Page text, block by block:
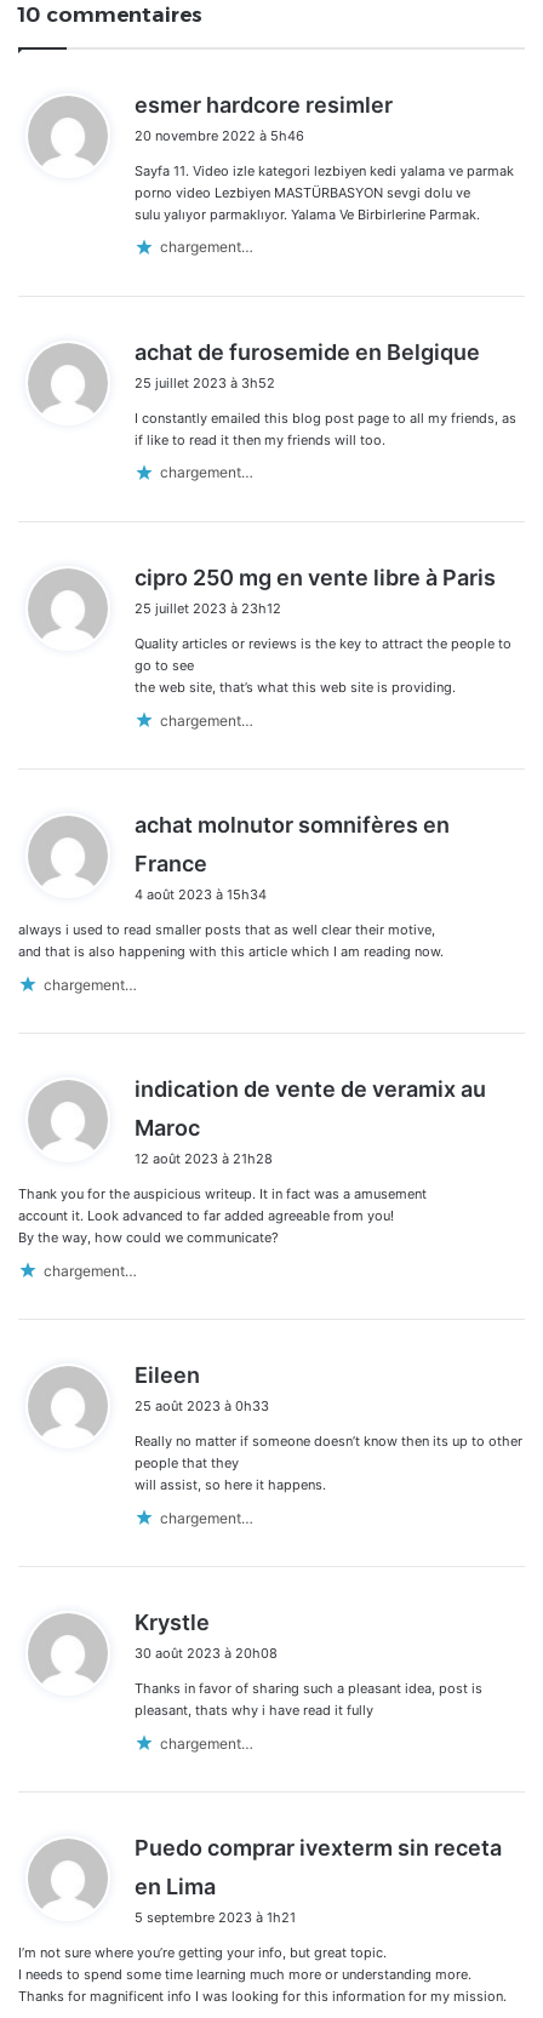
10 commentaires
esmer hardcore resimler
:
20 novembre 2022 à 5h46
Sayfa 11. Video izle kategori lezbiyen kedi yalama ve parmak
porno video Lezbiyen MASTÜRBASYON sevgi dolu ve
sulu yalıyor parmaklıyor. Yalama Ve Birbirlerine Parmak.
chargement…
achat de furosemide en Belgique
25 juillet 2023 à 3h52
I constantly emailed this blog post page to all my friends, as
if like to read it then my friends will too.
chargement…
cipro 250 mg en vente libre à Paris
25 juillet 2023 à 23h12
Quality articles or reviews is the key to attract the people to
go to see
the web site, that’s what this web site is providing.
chargement…
achat molnutor somnifères en
France
t
:
4 août 2023 à 15h34
always i used to read smaller posts that as well clear their motive,
and that is also happening with this article which I am reading now.
chargement…
indication de vente de veramix au
Maroc
t
12 août 2023 à 21h28
Thank you for the auspicious writeup. It in fact was a amusement
account it. Look advanced to far added agreeable from you!
By the way, how could we communicate?
chargement…
Eileen
t
:
25 août 2023 à 0h33
Really no matter if someone doesn’t know then its up to other
people that they
will assist, so here it happens.
chargement…
Krystle
t
:
30 août 2023 à 20h08
Thanks in favor of sharing such a pleasant idea, post is
pleasant, thats why i have read it fully
chargement…
Puedo comprar ivexterm sin receta
en Lima
t
:
5 septembre 2023 à 1h21
I’m not sure where you’re getting your info, but great topic.
I needs to spend some time learning much more or understanding more.
Thanks for magnificent info I was looking for this information for my mission.